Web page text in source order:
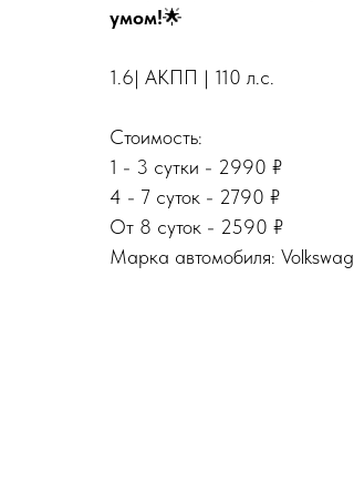
умом!🌟
1.6| АКПП | 110 л.с.
Стоимость:
1 - 3 сутки - 2990 ₽
4 - 7 суток - 2790 ₽
От 8 суток - 2590 ₽
Марка автомобиля: